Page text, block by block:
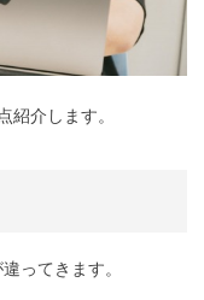
紹介します。
ってきます。